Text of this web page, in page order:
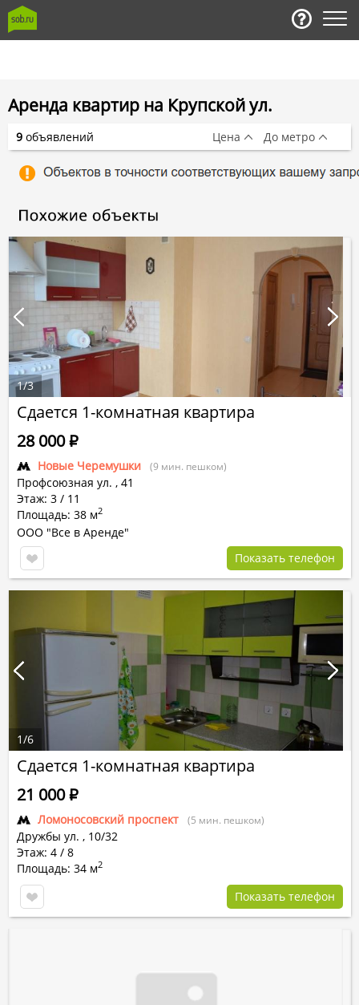
Аренда квартир на Крупской ул.
Сдается 1-комнатная квартира
Новые Черемушки (9 мин. пешком)
Профсоюзная ул. , 41
Этаж: 3 / 11
Площадь: 38 м2
28 000Р
ООО "Все в Аренде"
Показать телефон
1/3
Сдается 1-комнатная квартира
Ломоносовский проспект (5 мин. пешком)
Дружбы ул. , 10/32
Этаж: 4 / 8
Площадь: 34 м2
21 000Р
Показать телефон
1/6
9 объявлений Цена До метро